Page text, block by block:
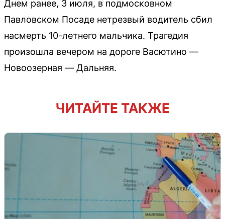
Днем ранее, 3 июля, в подмосковном
Павловском Посаде нетрезвый водитель сбил
насмерть 10-летнего мальчика. Трагедия
произошла вечером на дороге Васютино —
Новоозерная — Дальняя.
ЧИТАЙТЕ ТАКЖЕ